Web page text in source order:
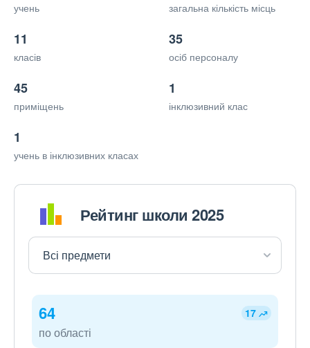
учень загальна кількість місць
11
класів
35
осіб персоналу
45
приміщень
1
інклюзивний клас
1
учень в інклюзивних класах
Рейтинг школи 2025
64 17
по області